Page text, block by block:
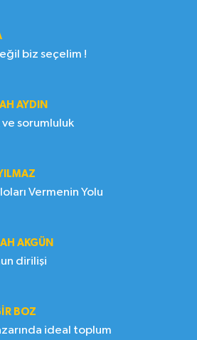
biz seçelim !
AYDIN
Gençlik ve sorumluluk
Vermenin Yolu
AKGÜN
dirilişi
BOZ
ideal toplum